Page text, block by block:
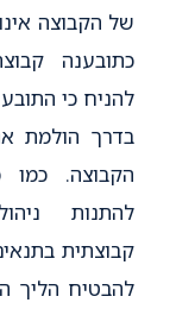
של הקבוצה
כתובענה
להניח כי התובע
בדרך הולמת
הקבוצה.
להתנות
קבוצתית
להבטיח הליך